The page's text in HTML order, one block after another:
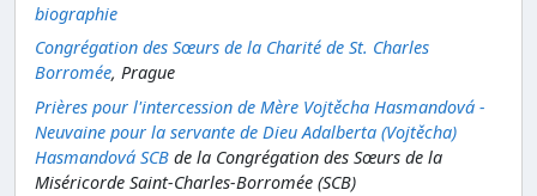
biographie
Congrégation des Sœurs de la Charité de St. Charles
Borromée, Prague
Prières pour l'intercession de Mère Vojtěcha Hasmandová -
Neuvaine pour la servante de Dieu Adalberta (Vojtěcha)
Hasmandová SCB de la Congrégation des Sœurs de la
Miséricorde Saint-Charles-Borromée (SCB)